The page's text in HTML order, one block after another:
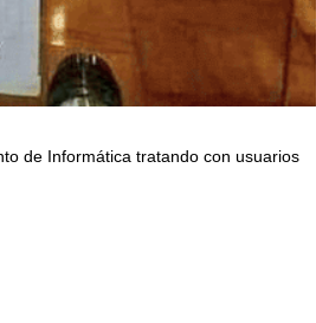
de Informática tratando con usuarios